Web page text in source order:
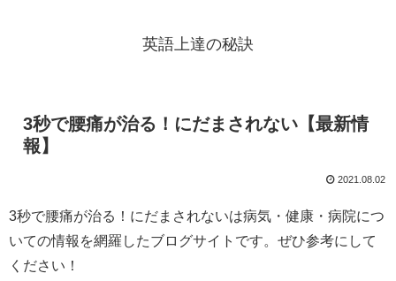
英語上達の秘訣
3秒で腰痛が治る！にだまされない【最新情
報】
2021.08.02
3秒で腰痛が治る！にだまされないは病気・健康・病院につ
いての情報を網羅したブログサイトです。ぜひ参考にして
ください！